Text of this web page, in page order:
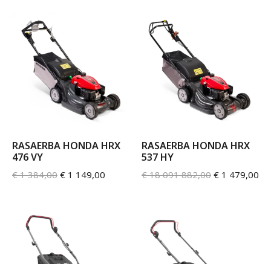
RASAERBA HONDA HRX
476 VY
€1 384,00 € 1 149,00
RASAERBA HONDA HRX
537 HY
€18 091 882,00 € 1 479,00